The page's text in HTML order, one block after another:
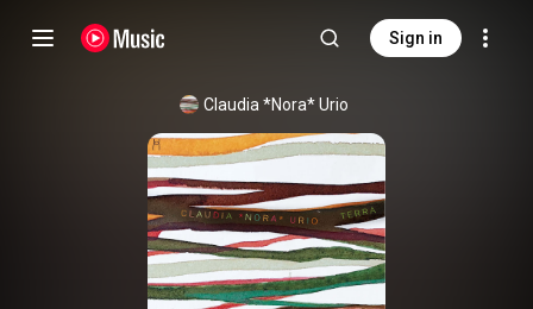
Sign in
Claudia *Nora* Urio